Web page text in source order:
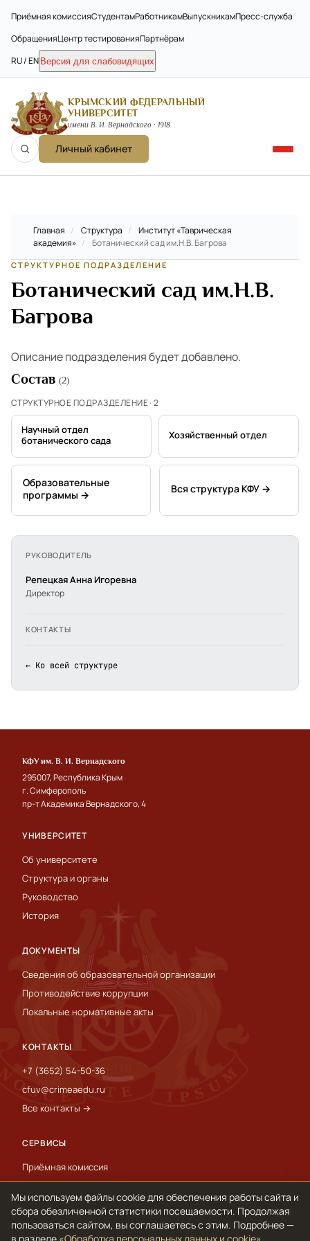
Приёмная комиссияСтудентамРаботникамВыпускникамПресс-служба
ОбращенияЦентр тестированияПартнёрам
RU / EN Версия для слабовидящих
КРЫМСКИЙ ФЕДЕРАЛЬНЫЙ
УНИВЕРСИТЕТ
имени В. И. Вернадского · 1918
Личный кабинет
Главная / Структура /
Институт «Таврическая
академия» / Ботанический сад им.Н.В. Багрова
СТРУКТУРНОЕ ПОДРАЗДЕЛЕНИЕ
Ботанический сад им.Н.В.
Багрова
Описание подразделения будет добавлено.
Состав (2)
СТРУКТУРНОЕ ПОДРАЗДЕЛЕНИЕ · 2
Научный отдел
ботанического сада
Хозяйственный отдел
Образовательные
программы →
Вся структура КФУ →
РУКОВОДИТЕЛЬ
Репецкая Анна Игоревна
Директор
КОНТАКТЫ
← Ко всей структуре
КФУ им. В. И. Вернадского
295007, Республика Крым
г. Симферополь
пр-т Академика Вернадского, 4
УНИВЕРСИТЕТ
Об университете
Структура и органы
Руководство
История
ДОКУМЕНТЫ
Сведения об образовательной организации
Противодействие коррупции
Локальные нормативные акты
КОНТАКТЫ
+7 (3652) 54-50-36
cfuv@crimeaedu.ru
Все контакты →
СЕРВИСЫ
Приёмная комиссия
Пресс-служба
International
Мы используем файлы cookie для обеспечения работы сайта и
сбора обезличенной статистики посещаемости. Продолжая
пользоваться сайтом, вы соглашаетесь с этим. Подробнее —